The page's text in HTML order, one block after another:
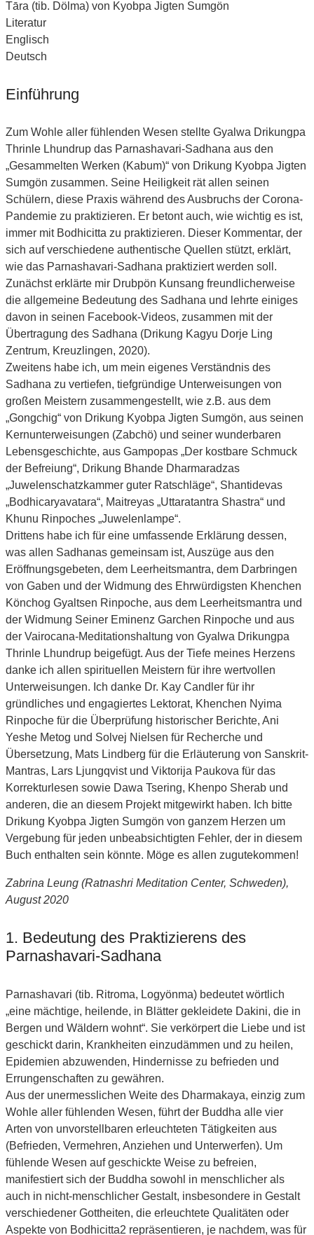
Tāra (tib. Dölma) von Kyobpa Jigten Sumgön
Literatur
Englisch
Deutsch
Einführung
Zum Wohle aller fühlenden Wesen stellte Gyalwa Drikungpa
Thrinle Lhundrup das Parnashavari-Sadhana aus den
„Gesammelten Werken (Kabum)“ von Drikung Kyobpa Jigten
Sumgön zusammen. Seine Heiligkeit rät allen seinen
Schülern, diese Praxis während des Ausbruchs der Corona-
Pandemie zu praktizieren. Er betont auch, wie wichtig es ist,
immer mit Bodhicitta zu praktizieren. Dieser Kommentar, der
sich auf verschiedene authentische Quellen stützt, erklärt,
wie das Parnashavari-Sadhana praktiziert werden soll.
Zunächst erklärte mir Drubpön Kunsang freundlicherweise
die allgemeine Bedeutung des Sadhana und lehrte einiges
davon in seinen Facebook-Videos, zusammen mit der
Übertragung des Sadhana (Drikung Kagyu Dorje Ling
Zentrum, Kreuzlingen, 2020).
Zweitens habe ich, um mein eigenes Verständnis des
Sadhana zu vertiefen, tiefgründige Unterweisungen von
großen Meistern zusammengestellt, wie z.B. aus dem
„Gongchig“ von Drikung Kyobpa Jigten Sumgön, aus seinen
Kernunterweisungen (Zabchö) und seiner wunderbaren
Lebensgeschichte, aus Gampopas „Der kostbare Schmuck
der Befreiung“, Drikung Bhande Dharmaradzas
„Juwelenschatzkammer guter Ratschläge“, Shantidevas
„Bodhicaryavatara“, Maitreyas „Uttaratantra Shastra“ und
Khunu Rinpoches „Juwelenlampe“.
Drittens habe ich für eine umfassende Erklärung dessen,
was allen Sadhanas gemeinsam ist, Auszüge aus den
Eröffnungsgebeten, dem Leerheitsmantra, dem Darbringen
von Gaben und der Widmung des Ehrwürdigsten Khenchen
Könchog Gyaltsen Rinpoche, aus dem Leerheitsmantra und
der Widmung Seiner Eminenz Garchen Rinpoche und aus
der Vairocana-Meditationshaltung von Gyalwa Drikungpa
Thrinle Lhundrup beigefügt. Aus der Tiefe meines Herzens
danke ich allen spirituellen Meistern für ihre wertvollen
Unterweisungen. Ich danke Dr. Kay Candler für ihr
gründliches und engagiertes Lektorat, Khenchen Nyima
Rinpoche für die Überprüfung historischer Berichte, Ani
Yeshe Metog und Solvej Nielsen für Recherche und
Übersetzung, Mats Lindberg für die Erläuterung von Sanskrit-
Mantras, Lars Ljungqvist und Viktorija Paukova für das
Korrekturlesen sowie Dawa Tsering, Khenpo Sherab und
anderen, die an diesem Projekt mitgewirkt haben. Ich bitte
Drikung Kyobpa Jigten Sumgön von ganzem Herzen um
Vergebung für jeden unbeabsichtigten Fehler, der in diesem
Buch enthalten sein könnte. Möge es allen zugutekommen!
Zabrina Leung (Ratnashri Meditation Center, Schweden),
August 2020
1. Bedeutung des Praktizierens des
Parnashavari-Sadhana
Parnashavari (tib. Ritroma, Logyönma) bedeutet wörtlich
„eine mächtige, heilende, in Blätter gekleidete Dakini, die in
Bergen und Wäldern wohnt“. Sie verkörpert die Liebe und ist
geschickt darin, Krankheiten einzudämmen und zu heilen,
Epidemien abzuwenden, Hindernisse zu befrieden und
Errungenschaften zu gewähren.
Aus der unermesslichen Weite des Dharmakaya, einzig zum
Wohle aller fühlenden Wesen, führt der Buddha alle vier
Arten von unvorstellbaren erleuchteten Tätigkeiten aus
(Befrieden, Vermehren, Anziehen und Unterwerfen). Um
fühlende Wesen auf geschickte Weise zu befreien,
manifestiert sich der Buddha sowohl in menschlicher als
auch in nicht-menschlicher Gestalt, insbesondere in Gestalt
verschiedener Gottheiten, die erleuchtete Qualitäten oder
Aspekte von Bodhicitta2 repräsentieren, je nachdem, was für